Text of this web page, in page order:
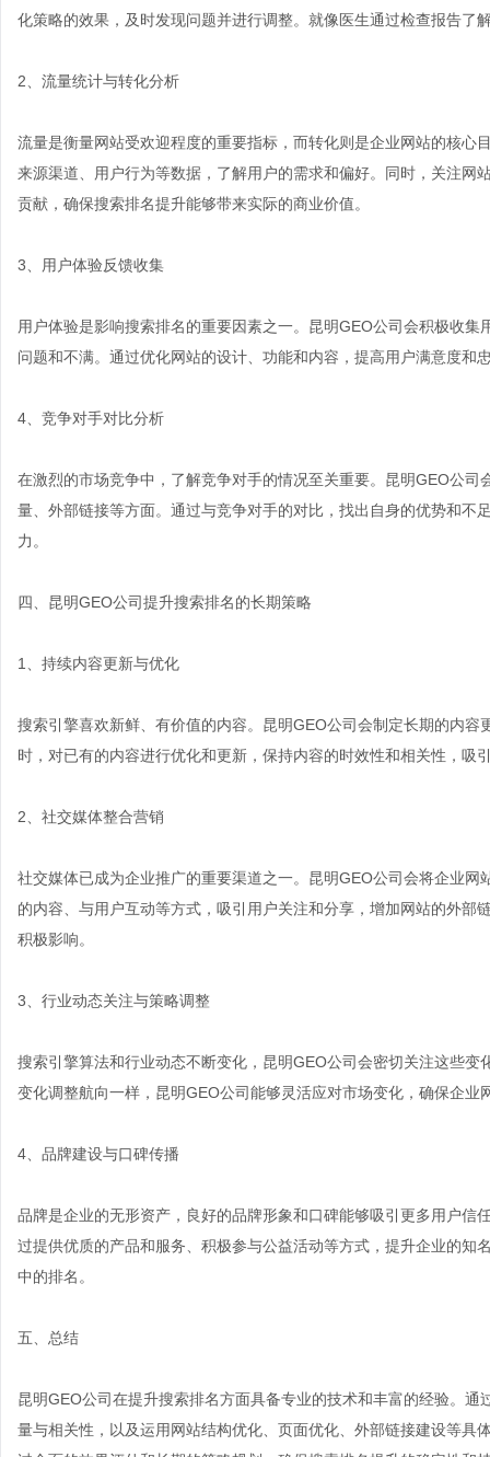
化策略的效果，及时发现问题并进行调整。就像医生通过检查报告了
2、流量统计与转化分析
流量是衡量网站受欢迎程度的重要指标，而转化则是企业网站的核
来源渠道、用户行为等数据，了解用户的需求和偏好。同时，关注网
贡献，确保搜索排名提升能够带来实际的商业价值。
3、用户体验反馈收集
用户体验是影响搜索排名的重要因素之一。昆明GEO公司会积极收
问题和不满。通过优化网站的设计、功能和内容，提高用户满意度和
4、竞争对手对比分析
在激烈的市场竞争中，了解竞争对手的情况至关重要。昆明GEO公
量、外部链接等方面。通过与竞争对手的对比，找出自身的优势和不
力。
四、昆明GEO公司提升搜索排名的长期策略
1、持续内容更新与优化
搜索引擎喜欢新鲜、有价值的内容。昆明GEO公司会制定长期的内
时，对已有的内容进行优化和更新，保持内容的时效性和相关性，吸
2、社交媒体整合营销
社交媒体已成为企业推广的重要渠道之一。昆明GEO公司会将企业
的内容、与用户互动等方式，吸引用户关注和分享，增加网站的外
积极影响。
3、行业动态关注与策略调整
搜索引擎算法和行业动态不断变化，昆明GEO公司会密切关注这些
变化调整航向一样，昆明GEO公司能够灵活应对市场变化，确保企业
4、品牌建设与口碑传播
品牌是企业的无形资产，良好的品牌形象和口碑能够吸引更多用户
过提供优质的产品和服务、积极参与公益活动等方式，提升企业的知
中的排名。
五、总结
昆明GEO公司在提升搜索排名方面具备专业的技术和丰富的经验。
量与相关性，以及运用网站结构优化、页面优化、外部链接建设等具